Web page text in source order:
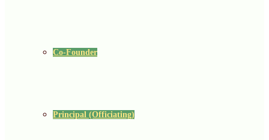
Co-Founder
Principal (Officiating)